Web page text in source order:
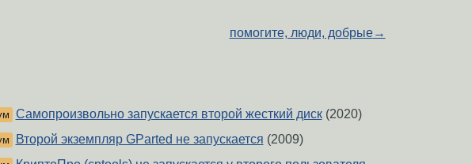
помогите, люди, добрые→
Самопроизвольно запускается второй жесткий диск(2020)
Второй экземпляр GParted не запускается (2009)